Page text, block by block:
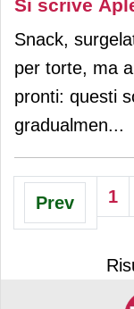
Si scrive
Snack,
per torte, ma
pronti: questi
gradualmen...
Prev 1